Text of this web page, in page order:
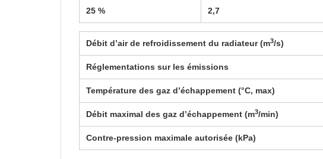
25 % 2,7
Débit d’air de refroidissement du radiateur (m3/s)
Réglementations sur les émissions
Température des gaz d’échappement (°C, max)
Débit maximal des gaz d’échappement (m3/min)
Contre-pression maximale autorisée (kPa)